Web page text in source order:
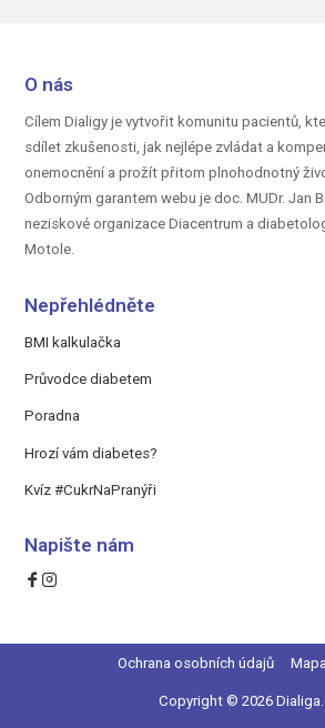
O nás
Cílem Dialigy je vytvořit komunitu pacientů,
sdílet zkušenosti, jak nejlépe zvládat a
onemocnění a prožít přitom plnohodnotný
Odborným garantem webu je doc. MUDr. Jan
neziskové organizace Diacentrum a
Motole.
Nepřehlédněte
BMI kalkulačka
Průvodce diabetem
Poradna
Hrozí vám diabetes?
Kvíz #CukrNaPranýři
Napište nám
Ochrana osobních údajů
Copyright © 2026